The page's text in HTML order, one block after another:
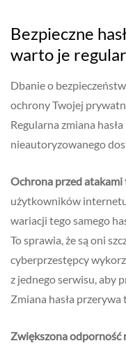
Bezpieczne
warto je
Dbanie o
ochrony Twojej
Regularna zmiana
nieautoryzowanego
Ochrona przed
użytkowników
wariacji tego samego
To sprawia, że są oni
cyberprzestępcy
z jednego serwisu, aby
Zmiana hasła przerywa
Zwiększona odporność